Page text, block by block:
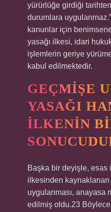
yürürlüğe girdiği
durumlara
kanunlar için
yasağı ilkesi, idari
işlemlerin geriye
kabul edilmektedir.
GEÇMIŞE
YASAĞI
ILKENIN
Başka bir deyişle,
ilkesinden
uygulanması, anayasa
edilmiş oldu.23